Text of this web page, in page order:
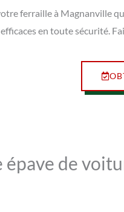
ferraille à Magnanville
en toute sécurité.
de